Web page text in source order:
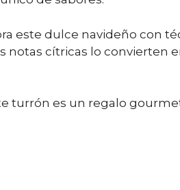
este dulce navideño con
notas cítricas lo convierten
turrón es un regalo